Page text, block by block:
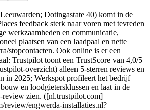
Dotingastate 40) komt in de
feedback sterk naar voren met tevreden
werkzaamheden en communicatie,
plaatsen van een laadpaal en nette
stopcontacten. Ook online is er een
Trustpilot toont een TrustScore van 4,0/5
overzicht) alleen 5-sterren reviews en
in 2025; Werkspot profileert het bedrijf
en loodgietersklussen en laat in de
review zien. ([nl.trustpilot.com]
review/engwerda-installaties.nl?